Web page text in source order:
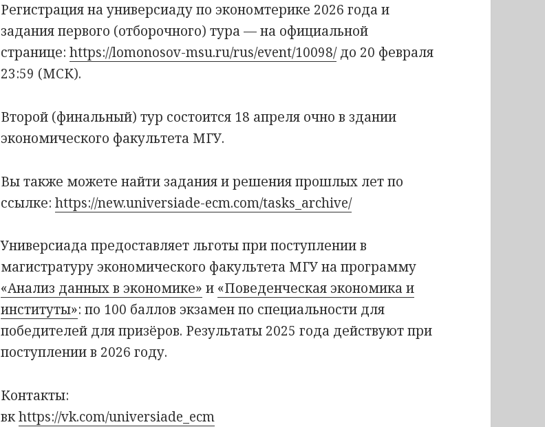
Регистрация на универсиаду по экономтерике 2026 года и
задания первого (отборочного) тура — на официальной
странице:https://lomonosov-msu.ru/rus/event/10098/до 20 февраля
23:59 (МСК).
Второй (финальный) тур состоится 18 апреля очно в здании
экономического факультета МГУ.
Вы также можете найти задания и решения прошлых лет по
ссылке:https://new.universiade-ecm.com/tasks_archive/
Универсиада предоставляет льготы при поступлении в
магистратуру экономического факультета МГУ на программу
«Анализ данных в экономике» и «Поведенческая экономика и
институты»: по 100 баллов экзамен по специальности для
победителей для призёров. Результаты 2025 года действуют при
поступлении в 2026 году.
Контакты:
вкhttps://vk.com/universiade_ecm